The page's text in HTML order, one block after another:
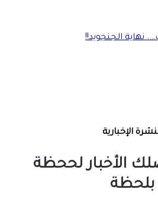
الجنجويد!!
الإخبارية
الأخبار لححظة
بلحظة